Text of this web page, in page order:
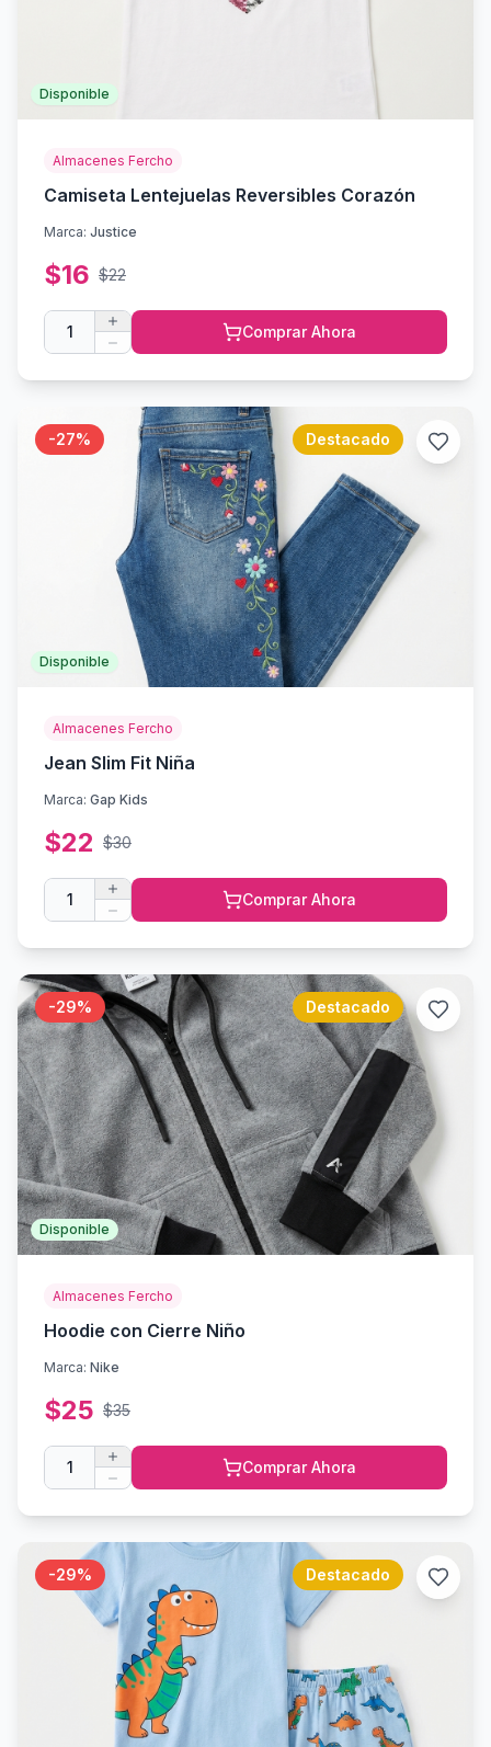
Disponible
Almacenes Fercho
Camiseta Lentejuelas Reversibles Corazón
Marca: Justice
$16 $22
1 Comprar Ahora
-27% Destacado
Disponible
Almacenes Fercho
Jean Slim Fit Niña
Marca: Gap Kids
$22 $30
1 Comprar Ahora
-29% Destacado
Disponible
Almacenes Fercho
Hoodie con Cierre Niño
Marca: Nike
$25 $35
1 Comprar Ahora
-29% Destacado